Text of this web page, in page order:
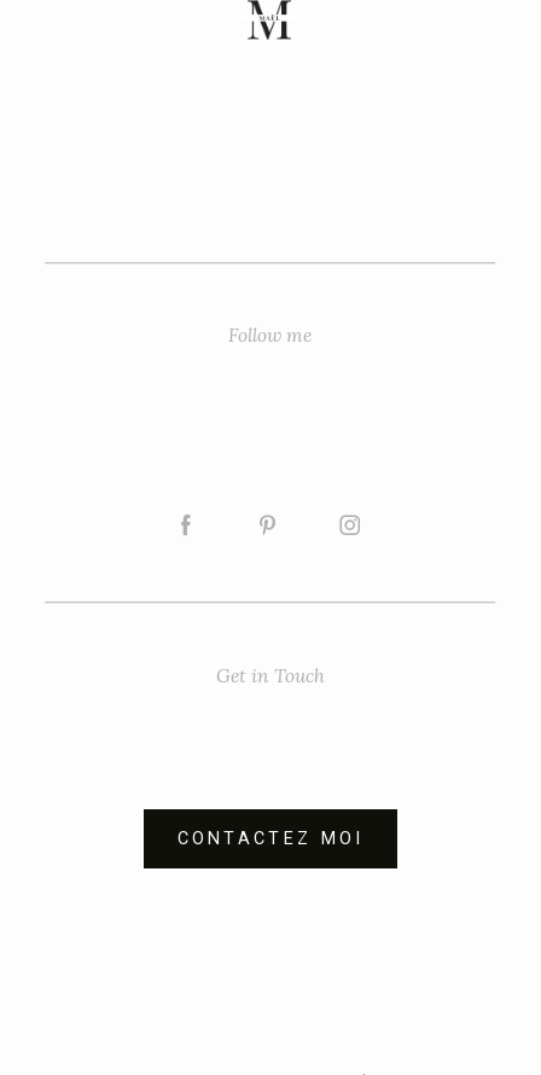
Get in Touch
Follow me
CONTACTEZ MOI